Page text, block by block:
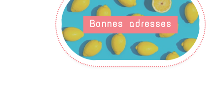
Bonnes adresses